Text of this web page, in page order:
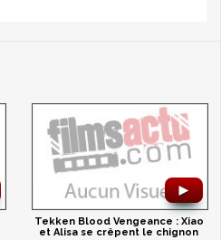
►
Tekken Blood Vengeance : Xiao
et Alisa se crêpent le chignon